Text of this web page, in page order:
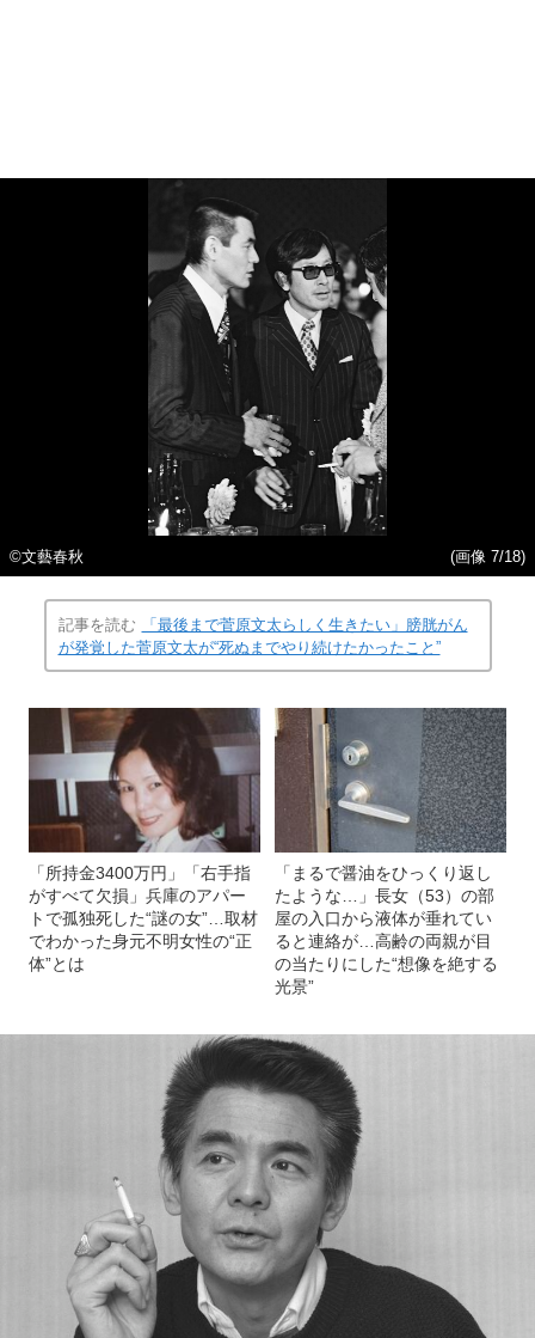
©文藝春秋 (画像 7/18)
記事を読む
「最後まで菅原文太らしく生きたい」膀胱がん
が発覚した菅原文太が“死ぬまでやり続けたかったこと”
「所持金3400万円」「右手指
がすべて欠損」兵庫のアパー
トで孤独死した“謎の女”…取材
でわかった身元不明女性の“正
体”とは
「まるで醤油をひっくり返し
たような…」長女（53）の部
屋の入口から液体が垂れてい
ると連絡が…高齢の両親が目
の当たりにした“想像を絶する
光景”